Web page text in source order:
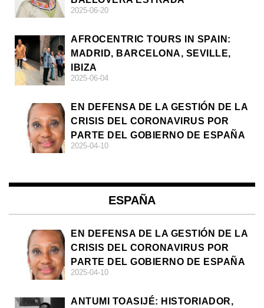
2025-06-20
AFROCENTRIC TOURS IN SPAIN:
MADRID, BARCELONA, SEVILLE,
IBIZA
2025-06-04
EN DEFENSA DE LA GESTIÓN DE LA
CRISIS DEL CORONAVIRUS POR
PARTE DEL GOBIERNO DE ESPAÑA
2025-04-10
ESPAÑA
EN DEFENSA DE LA GESTIÓN DE LA
CRISIS DEL CORONAVIRUS POR
PARTE DEL GOBIERNO DE ESPAÑA
2025-04-10
ANTUMI TOASIJÉ: HISTORIADOR,